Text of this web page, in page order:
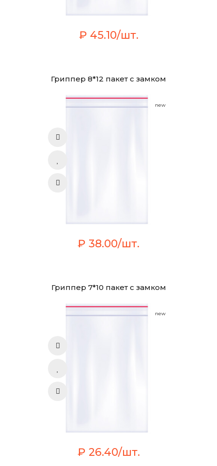
₽ 45.10/шт.
Гриппер 8*12 пакет с замком
new
₽ 38.00/шт.
Гриппер 7*10 пакет с замком
new
₽ 26.40/шт.